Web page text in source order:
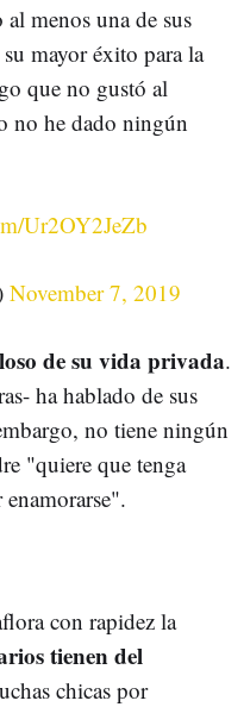
menos una de sus
mayor éxito para la
que no gustó al
no he dado ningún
Ur2OY2JeZb
November 7, 2019
de su vida privada.
ha hablado de sus
no tiene ningún
"quiere que tenga
con rapidez la
tienen del
chicas por